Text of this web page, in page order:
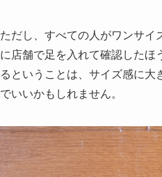
ただし、すべての人がワンサイ
に店舗で足を入れて確認したほ
るということは、サイズ感に
でいいかもしれません。